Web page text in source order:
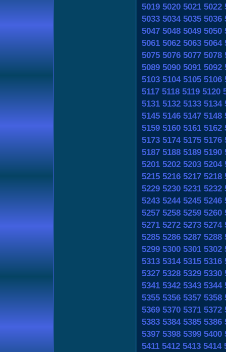
5019 5020 5021 5022
5033 5034 5035 5036
5047 5048 5049 5050
5061 5062 5063 5064
5075 5076 5077 5078
5089 5090 5091 5092
5103 5104 5105 5106
5117 5118 5119 5120
5131 5132 5133 5134
5145 5146 5147 5148
5159 5160 5161 5162
5173 5174 5175 5176
5187 5188 5189 5190
5201 5202 5203 5204
5215 5216 5217 5218
5229 5230 5231 5232
5243 5244 5245 5246
5257 5258 5259 5260
5271 5272 5273 5274
5285 5286 5287 5288
5299 5300 5301 5302
5313 5314 5315 5316
5327 5328 5329 5330
5341 5342 5343 5344
5355 5356 5357 5358
5369 5370 5371 5372
5383 5384 5385 5386
5397 5398 5399 5400
5411 5412 5413 5414